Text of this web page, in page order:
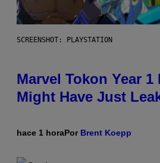
SCREENSHOT: PLAYSTATION
Marvel Tokon Year
Might Have Just
hace 1 horaPor Brent Koepp